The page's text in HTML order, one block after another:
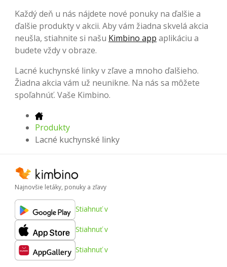
Každý deň u nás nájdete nové ponuky na ďalšie a
ďalšie produkty v akcii. Aby vám žiadna skvelá akcia
neušla, stiahnite si našu Kimbino app aplikáciu a
budete vždy v obraze.
Lacné kuchynské linky v zľave a mnoho ďalšieho.
Žiadna akcia vám už neunikne. Na nás sa môžete
spoľahnúť. Vaše Kimbino.
Produkty
Lacné kuchynské linky
Najnovšie letáky, ponuky a zľavy
Stiahnuť v
Stiahnuť v
Stiahnuť v